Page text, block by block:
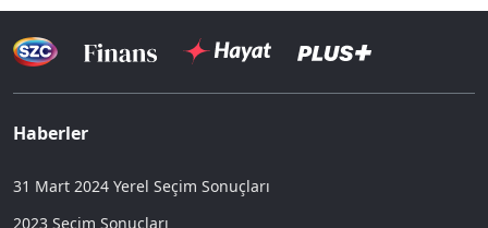
Haberler
31 Mart 2024 Yerel Seçim Sonuçları
2023 Seçim Sonuçları